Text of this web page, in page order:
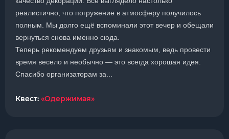
реалистично, что погружение в атмосферу получилось
полным. Мы долго ещё вспоминали этот вечер и обещали
вернуться снова именно сюда.
Теперь рекомендуем друзьям и знакомым, ведь провести
время весело и необычно — это всегда хорошая идея.
Спасибо организаторам за...
Квест: «Одержимая»